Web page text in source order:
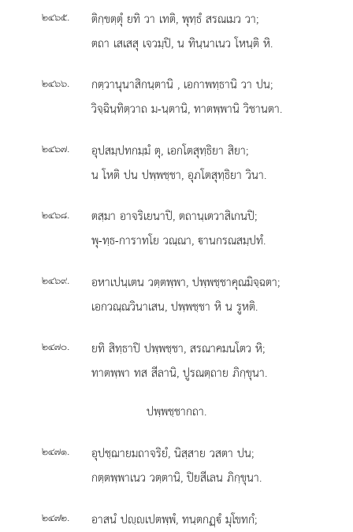
๒๔๖๕.
ติกฺขตฺตุํ ยทิ วา เทติ, พุทฺธํ สรณเมว วา;
ตถา เสเสสุ เจวมฺปิ, น ทินฺนาเนว โหนฺติ หิ.
๒๔๖๖. กตฺวานุนาสิกนฺตานิ , เอกาพทฺธานิ วา ปน;
วิจฺฉินฺทิตฺวาถ ม-นฺตานิ, ทาตพฺพานิ วิชานตา.
๒๔๖๗. อุปสมฺปทกมฺมํ ตุ, เอกโตสุทฺธิยา สิยา;
น โหติ ปน ปพฺพชฺชา, อุภโตสุทฺธิยา วินา.
๒๔๖๘.
ตสฺมา อาจริเยนาปิ, ตถานฺเตวาสิเกนปิ;
พุ-ทฺธ-การาทโย วณฺณา, านกรณสมฺปทํ.
๒๔๖๙.
อหาเปนฺเตน วตฺตพฺพา, ปพฺพชฺชาคุณมิจฺฉตา;
เอกวณฺณวินาเสน, ปพฺพชฺชา หิ น รูหติ.
๒๔๗๐.
ยทิ สิทฺธาปิ ปพฺพชฺชา, สรณาคมนโตว หิ;
ทาตพฺพา ทส สีลานิ, ปูรณตฺถาย ภิกฺขุนา.
ปพฺพชฺชากถา.
๒๔๗๑.
อุปชฺฌายมถาจริยํ, นิสฺสาย วสตา ปน;
กตฺตพฺพาเนว วตฺตานิ, ปิยสีเลน ภิกฺขุนา.
๒๔๗๒.
อาสนํ ปฺเปตพฺพํ, ทนฺตกฏฺํ มุโขทกํ;